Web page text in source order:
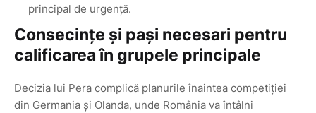
principal de urgență.
Consecințe și pași necesari pentru
calificarea în grupele principale
Decizia lui Pera complică planurile înaintea competiției
din Germania și Olanda, unde România va întâlni